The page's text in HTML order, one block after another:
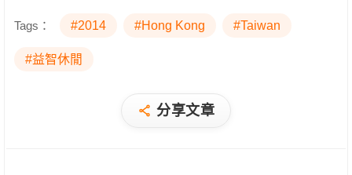
Tags： #2014 #Hong Kong #Taiwan
#益智休閒
分享文章